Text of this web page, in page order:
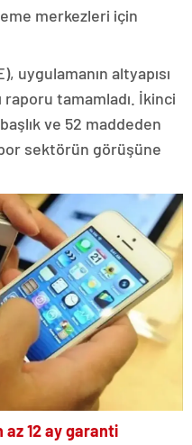
merkezleri için
uygulamanın altyapısı
raporu tamamladı. İkinci
ve 52 maddeden
sektörün görüşüne
az 12 ay garanti